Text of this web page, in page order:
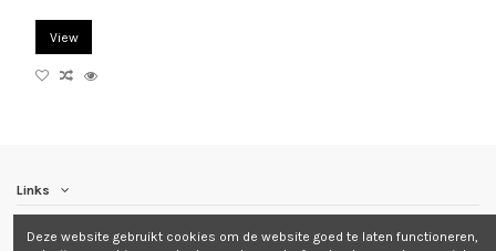
View
Links
Contact us
Deze website gebruikt cookies om de website goed te laten functioneren,